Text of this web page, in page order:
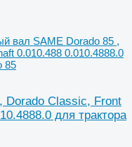
вал SAME Dorado 85 ,
0.010.488 0.010.4888.0
85
Dorado Classic, Front
для трактора